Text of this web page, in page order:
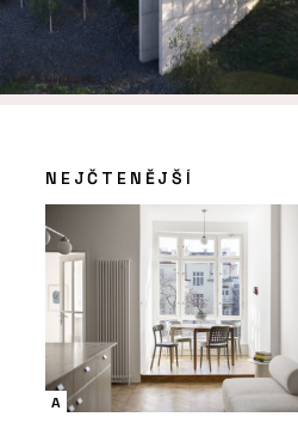
NEJČTENĚJŠÍ
A